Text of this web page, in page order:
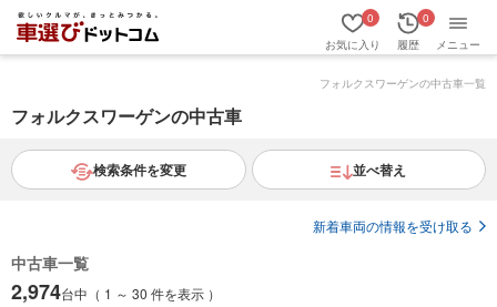
お気に入り
0
履歴
0
メニュー
フォルクスワーゲンの中古車一覧
フォルクスワーゲンの中古車
検索条件を変更 並べ替え
新着車両の情報を受け取る
中古車一覧
2,974台中（ 1 ～ 30 件を表示 ）